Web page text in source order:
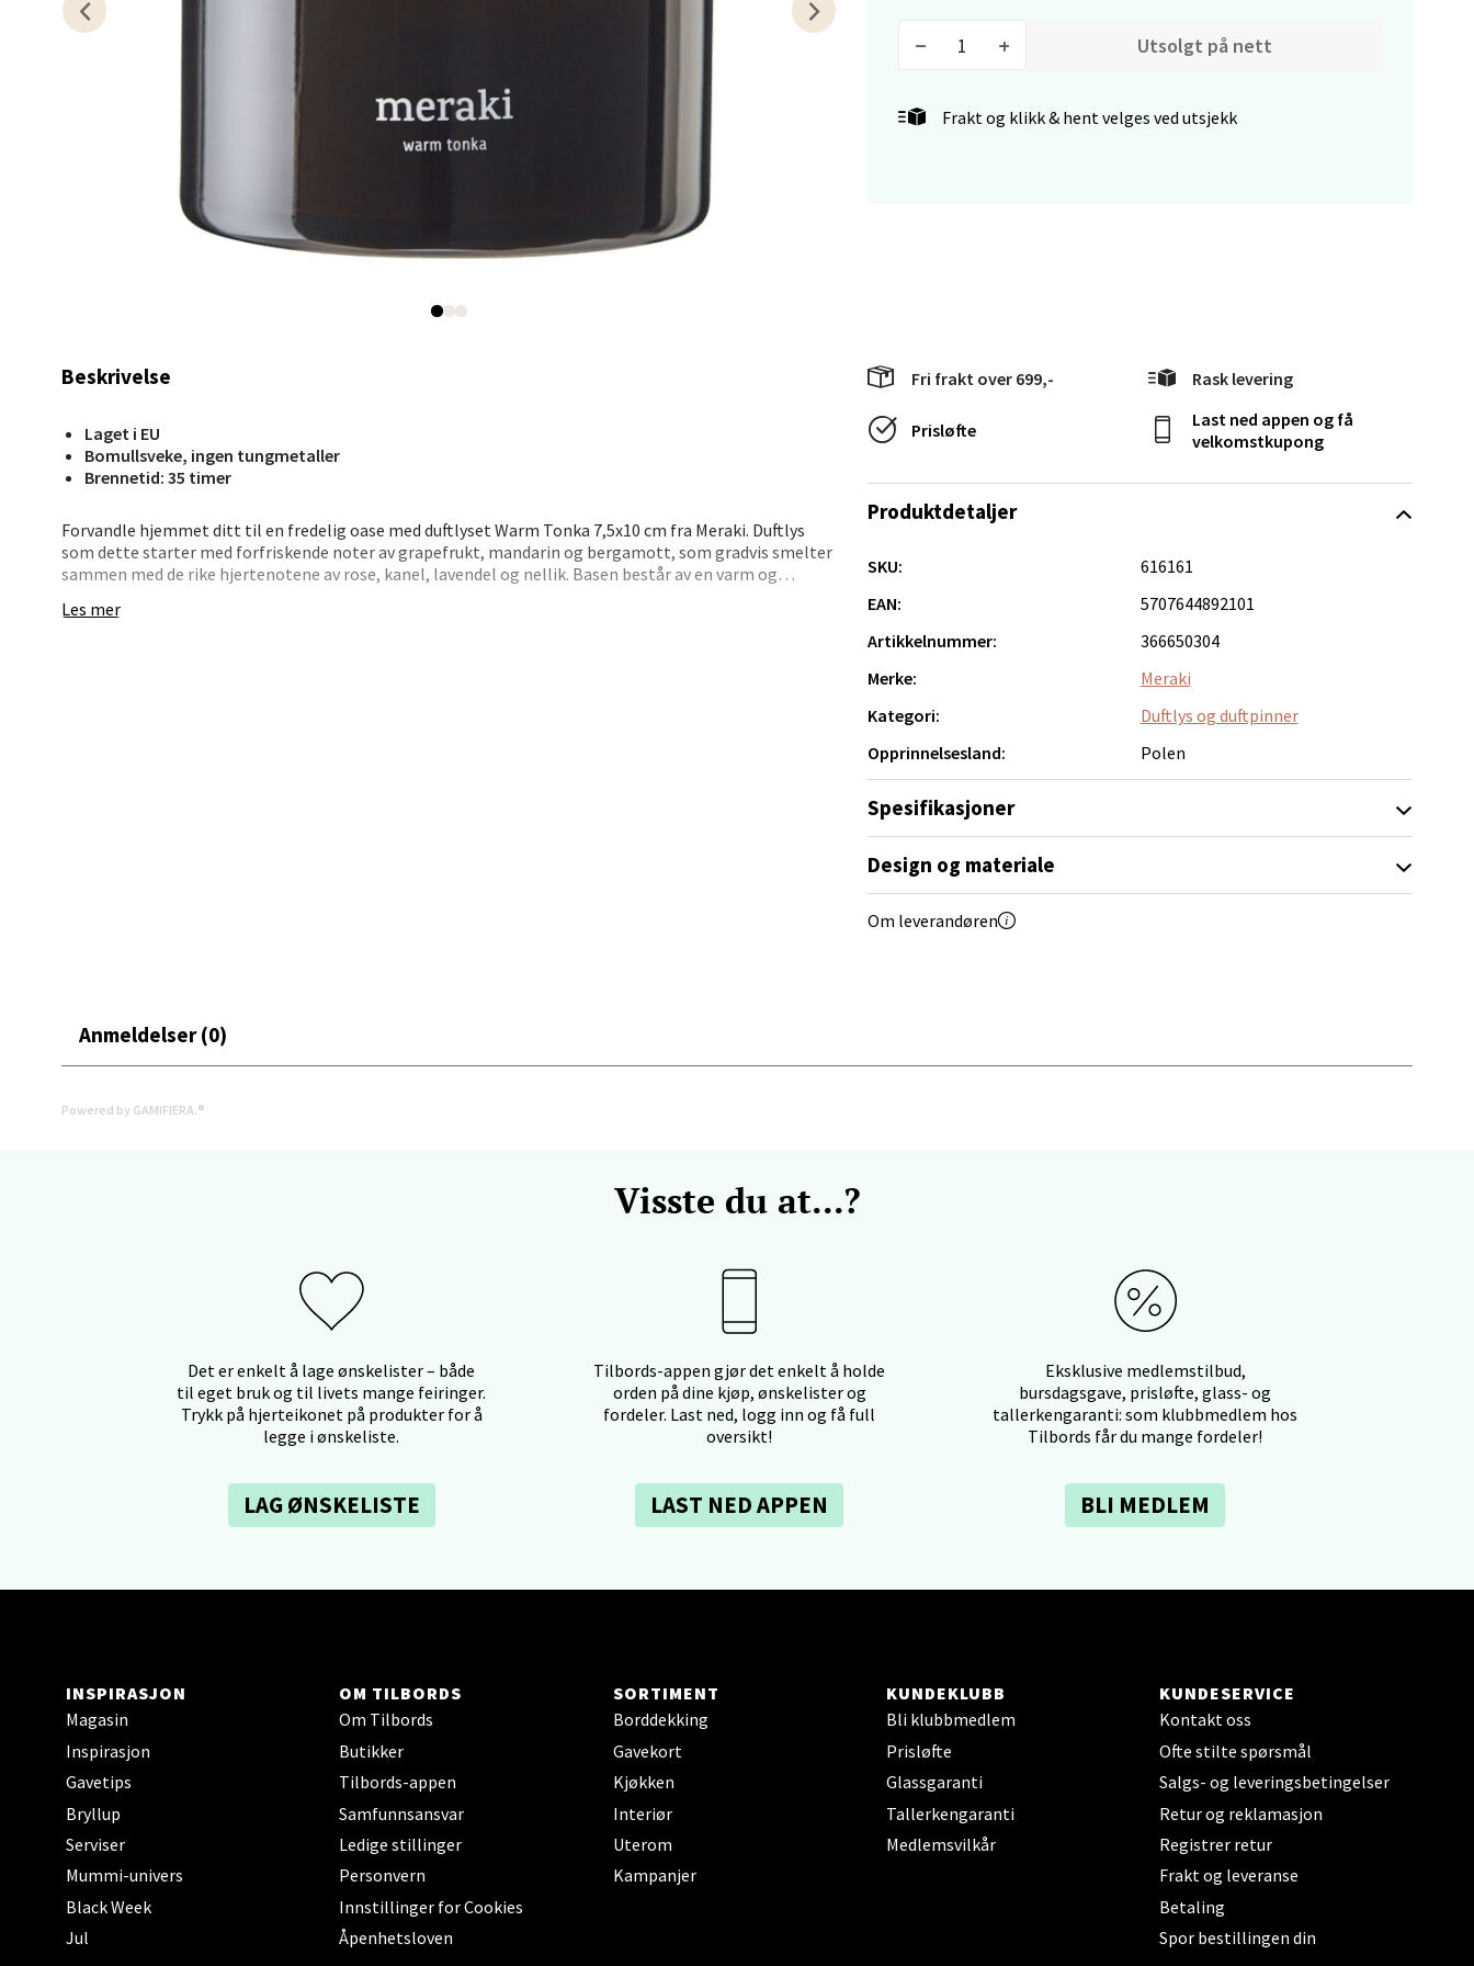
Utsolgt på nett
Frakt og klikk & hent velges ved utsjekk
Beskrivelse
Laget i EU
Bomullsveke, ingen tungmetaller
Brennetid: 35 timer
Forvandle hjemmet ditt til en fredelig oase med duftlyset Warm Tonka 7,5x10 cm fra Meraki. Duftlys
som dette starter med forfriskende noter av grapefrukt, mandarin og bergamott, som gradvis smelter
sammen med de rike hjertenotene av rose, kanel, lavendel og nellik. Basen består av en varm og
varig duftopplevelse. Den elegante, brune glassbeholderen tilfører et sofistikert preg til enhver
Les mer
Fri frakt over 699,- Rask levering
Prisløfte
Last ned appen og få
velkomstkupong
Produktdetaljer
SKU:
616161
EAN:
5707644892101
Artikkelnummer:
366650304
Merke:
Meraki
Kategori:
Duftlys og duftpinner
Opprinnelsesland:
Polen
Spesifikasjoner
Design og materiale
Om leverandøren
Anmeldelser (0)
Powered by GAMIFIERA.®
Visste du at...?
Det er enkelt å lage ønskelister – både
til eget bruk og til livets mange feiringer.
Trykk på hjerteikonet på produkter for å
legge i ønskeliste.
LAG ØNSKELISTE
Tilbords-appen gjør det enkelt å holde
orden på dine kjøp, ønskelister og
fordeler. Last ned, logg inn og få full
oversikt!
LAST NED APPEN
Eksklusive medlemstilbud,
bursdagsgave, prisløfte, glass- og
tallerkengaranti: som klubbmedlem hos
Tilbords får du mange fordeler!
BLI MEDLEM
INSPIRASJON
Magasin
Inspirasjon
Gavetips
Bryllup
Serviser
Mummi-univers
Black Week
Jul
OM TILBORDS
Om Tilbords
Butikker
Tilbords-appen
Samfunnsansvar
Ledige stillinger
Personvern
Innstillinger for Cookies
Åpenhetsloven
SORTIMENT
Borddekking
Gavekort
Kjøkken
Interiør
Uterom
Kampanjer
KUNDEKLUBB
Bli klubbmedlem
Prisløfte
Glassgaranti
Tallerkengaranti
Medlemsvilkår
KUNDESERVICE
Kontakt oss
Ofte stilte spørsmål
Salgs- og leveringsbetingelser
Retur og reklamasjon
Registrer retur
Frakt og leveranse
Betaling
Spor bestillingen din
Bergen - Horisont
Velg
Tromsø - Jekta Storsenter
Karlsøyveien 12, 9015 Tromsø
Velg
Stavanger og Sandnes - Kvadrat
Gamle Stokkavei 1, 4313 Sandnes
Åpent i dag 10-21
Velg
Bergen - Thon Senter Lagunen
Åpent i dag 10-21
Kristiansand - Markens
Åpent i dag 09-18
Velg
Oslo - Linderud